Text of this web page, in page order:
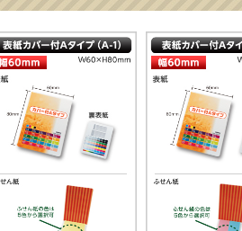
ぎカバー付ふせん一覧
ぎカバー付ふせん
ーなしふせん
カバー付ふせん
付ふせん